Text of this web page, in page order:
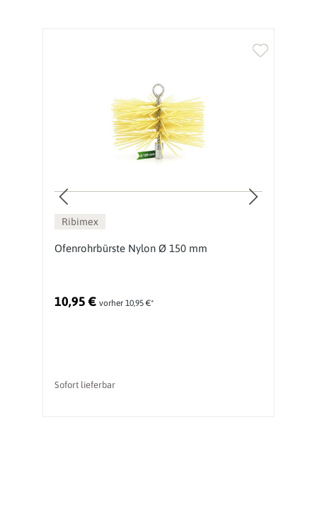
Ribimex
Ofenrohrbürste Nylon Ø 150 mm
10,95 € vorher 10,95 €*
Sofort lieferbar